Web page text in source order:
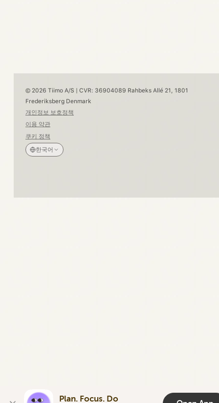
© 2026 Tiimo A/S | CVR: 36904089 Rahbeks Allé 21, 1801
Frederiksberg Denmark
개인정보 보호정책
이용 약관
쿠키 정책
한국어
Plan. Focus. Do